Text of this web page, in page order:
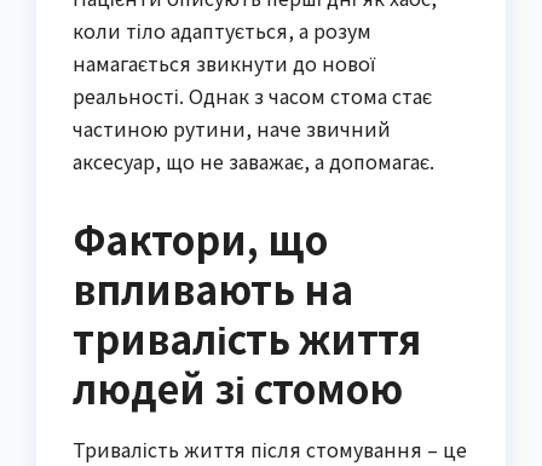
коли тіло адаптується, а розум
намагається звикнути до нової
реальності. Однак з часом стома стає
частиною рутини, наче звичний
аксесуар, що не заважає, а допомагає.
Фактори, що
впливають на
тривалість життя
людей зі стомою
Тривалість життя після стомування – це